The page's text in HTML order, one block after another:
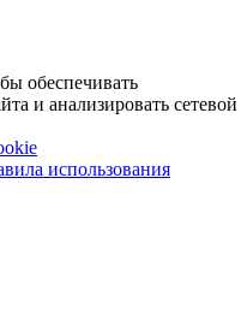
обеспечивать
и анализировать сетевой
использования